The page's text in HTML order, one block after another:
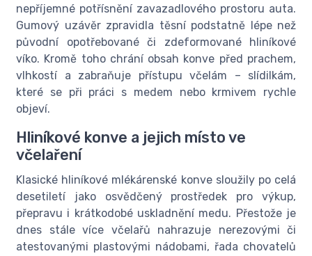
nepříjemné potřísnění zavazadlového prostoru auta.
Gumový uzávěr zpravidla těsní podstatně lépe než
původní opotřebované či zdeformované hliníkové
víko. Kromě toho chrání obsah konve před prachem,
vlhkostí a zabraňuje přístupu včelám – slídilkám,
které se při práci s medem nebo krmivem rychle
objeví.
Hliníkové konve a jejich místo ve
včelaření
Klasické hliníkové mlékárenské konve sloužily po celá
desetiletí jako osvědčený prostředek pro výkup,
přepravu i krátkodobé uskladnění medu. Přestože je
dnes stále více včelařů nahrazuje nerezovými či
atestovanými plastovými nádobami, řada chovatelů